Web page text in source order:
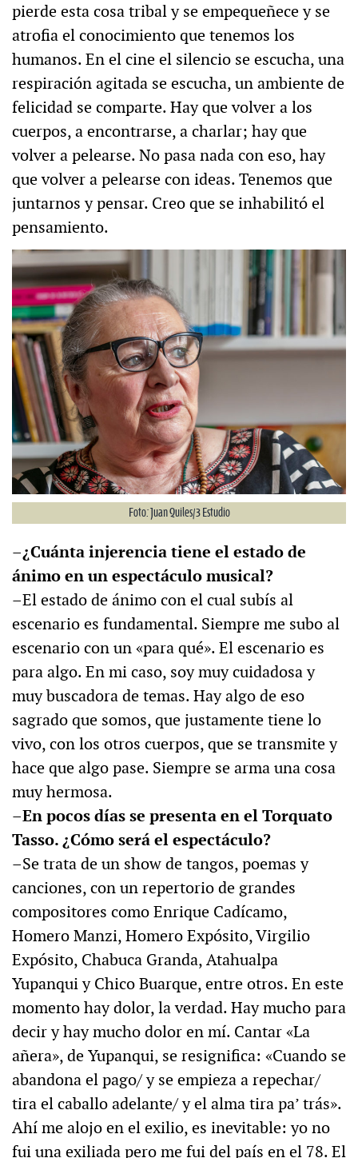
pierde esta cosa tribal y se empequeñece y se
atrofia el conocimiento que tenemos los
humanos. En el cine el silencio se escucha, una
respiración agitada se escucha, un ambiente de
felicidad se comparte. Hay que volver a los
cuerpos, a encontrarse, a charlar; hay que
volver a pelearse. No pasa nada con eso, hay
que volver a pelearse con ideas. Tenemos que
juntarnos y pensar. Creo que se inhabilitó el
pensamiento.
Foto: Juan Quiles/3 Estudio
–¿Cuánta injerencia tiene el estado de
ánimo en un espectáculo musical?
–El estado de ánimo con el cual subís al
escenario es fundamental. Siempre me subo al
escenario con un «para qué». El escenario es
para algo. En mi caso, soy muy cuidadosa y
muy buscadora de temas. Hay algo de eso
sagrado que somos, que justamente tiene lo
vivo, con los otros cuerpos, que se transmite y
hace que algo pase. Siempre se arma una cosa
muy hermosa.
–En pocos días se presenta en el Torquato
Tasso. ¿Cómo será el espectáculo?
–Se trata de un show de tangos, poemas y
canciones, con un repertorio de grandes
compositores como Enrique Cadícamo,
Homero Manzi, Homero Expósito, Virgilio
Expósito, Chabuca Granda, Atahualpa
Yupanqui y Chico Buarque, entre otros. En este
momento hay dolor, la verdad. Hay mucho para
decir y hay mucho dolor en mí. Cantar «La
añera», de Yupanqui, se resignifica: «Cuando se
abandona el pago/ y se empieza a repechar/
tira el caballo adelante/ y el alma tira pa’ trás».
Ahí me alojo en el exilio, es inevitable: yo no
fui una exiliada pero me fui del país en el 78. El